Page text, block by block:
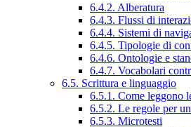
6.4.2. Alberatura
6.4.3. Flussi di
6.4.4. Sistemi di
6.4.5. Tipologie di
6.4.6. Ontologie e
6.4.7. Vocabolari
6.5. Scrittura e linguaggio
6.5.1. Come leggono
6.5.2. Le regole per
6.5.3. Microtesti